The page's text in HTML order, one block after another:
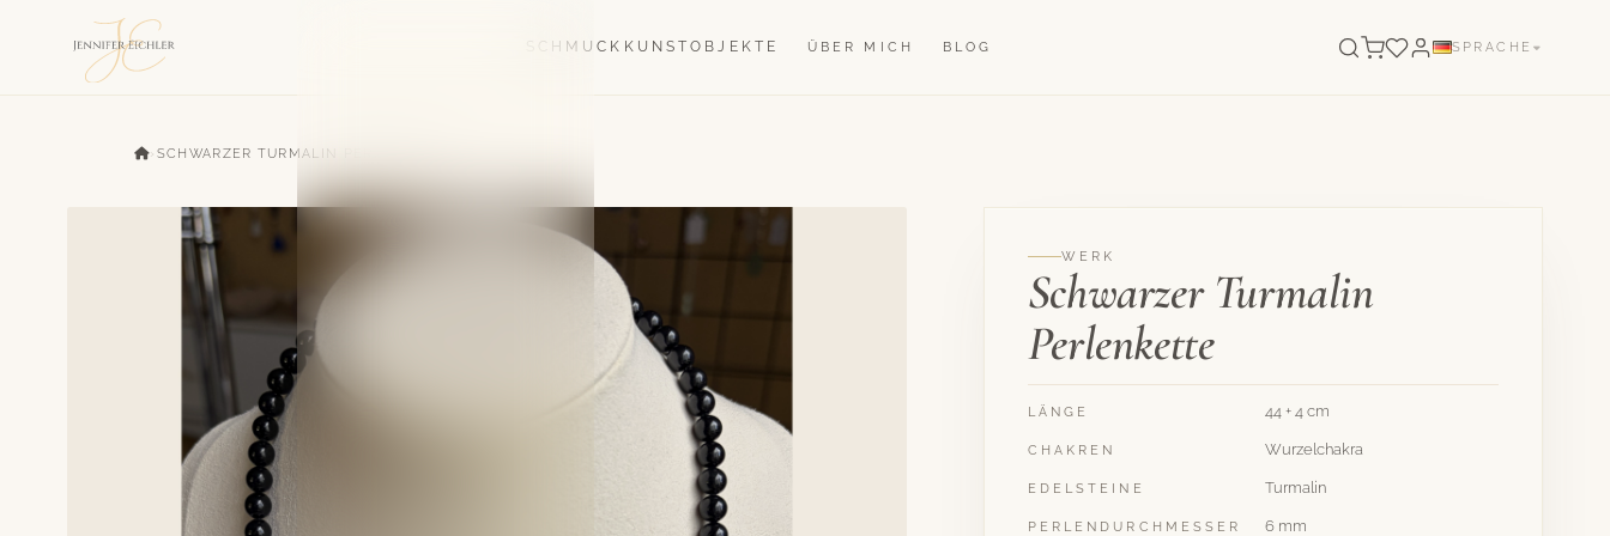
SCHMUCK KUNSTOBJEKTE ÜBER MICH BLOG SPRACHE
› SCHWARZER TURMALIN PERLENKETTE
WERK
Schwarzer Turmalin
Perlenkette
LÄNGE 44 + 4 cm
CHAKREN Wurzelchakra
EDELSTEINE Turmalin
PERLENDURCHMESSER 6 mm